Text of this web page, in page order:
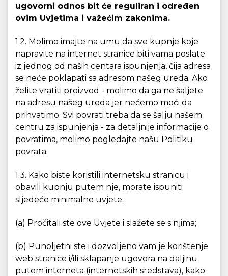
ugovorni odnos bit će reguliran i određen
ovim Uvjetima i važećim zakonima.
1.2. Molimo imajte na umu da sve kupnje koje
napravite na internet stranice biti vama poslate
iz jednog od naših centara ispunjenja, čija adresa
se neće poklapati sa adresom našeg ureda. Ako
želite vratiti proizvod - molimo da ga ne šaljete
na adresu našeg ureda jer nećemo moći da
prihvatimo. Svi povrati treba da se šalju našem
centru za ispunjenja - za detaljnije informacije o
povratima, molimo pogledajte našu Politiku
povrata.
1.3. Kako biste koristili internetsku stranicu i
obavili kupnju putem nje, morate ispuniti
sljedeće minimalne uvjete:
(a) Pročitali ste ove Uvjete i slažete se s njima;
(b) Punoljetni ste i dozvoljeno vam je korištenje
web stranice i/ili sklapanje ugovora na daljinu
putem interneta (internetskih sredstava), kako